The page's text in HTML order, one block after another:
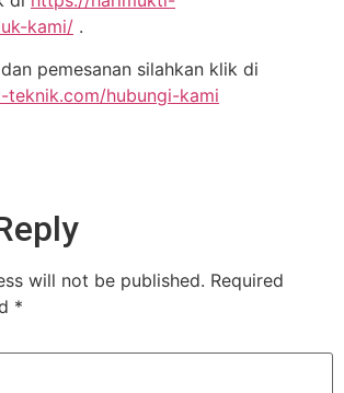
kami/ .
pemesanan silahkan klik di
hubungi-kami
will not be published. Required
*